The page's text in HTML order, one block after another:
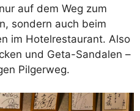
auf dem Weg zum
sondern auch beim
im Hotelrestaurant. Also
und Geta-Sandalen –
Pilgerweg.